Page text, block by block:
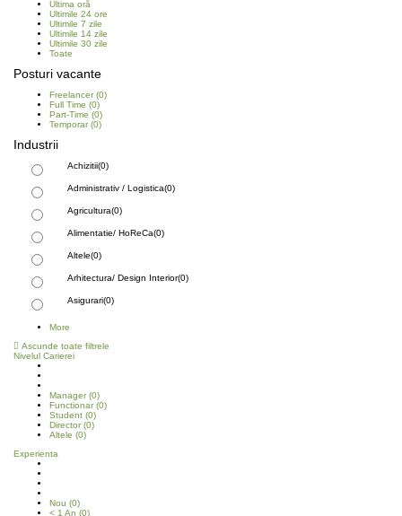
Ultima oră
Ultimile 24 ore
Ultimile 7 zile
Ultimile 14 zile
Ultimile 30 zile
Toate
Posturi vacante
Freelancer(0)
Full Time (0)
Part-Time (0)
Temporar(0)
Industrii
Achizitii(0)
Administrativ / Logistica(0)
Agricultura(0)
Alimentatie/ HoReCa(0)
Altele(0)
Arhitectura/ Design Interior(0)
Asigurari(0)
More
Ascunde toate filtrele
Nivelul Carierei
Manager(0)
Functionar(0)
Student (0)
Director(0)
Altele (0)
Experienta
Nou (0)
< 1 An (0)